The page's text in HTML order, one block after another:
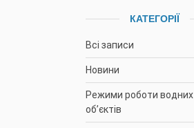
КАТЕГОРІЇ
Всі записи
Новини
Режими роботи водних
об’єктів